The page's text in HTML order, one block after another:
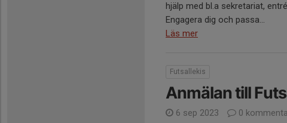
hjälp med bl.a sekretariat,
Engagera dig och passa...
Läs mer
Futsallekis
Anmälan till
6 sep 2023
0